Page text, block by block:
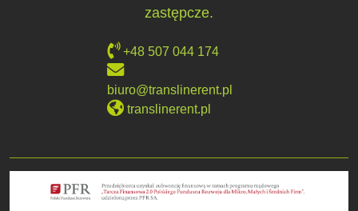
zastępcze.
+48 507 044 174
biuro@translinerent.pl
translinerent.pl